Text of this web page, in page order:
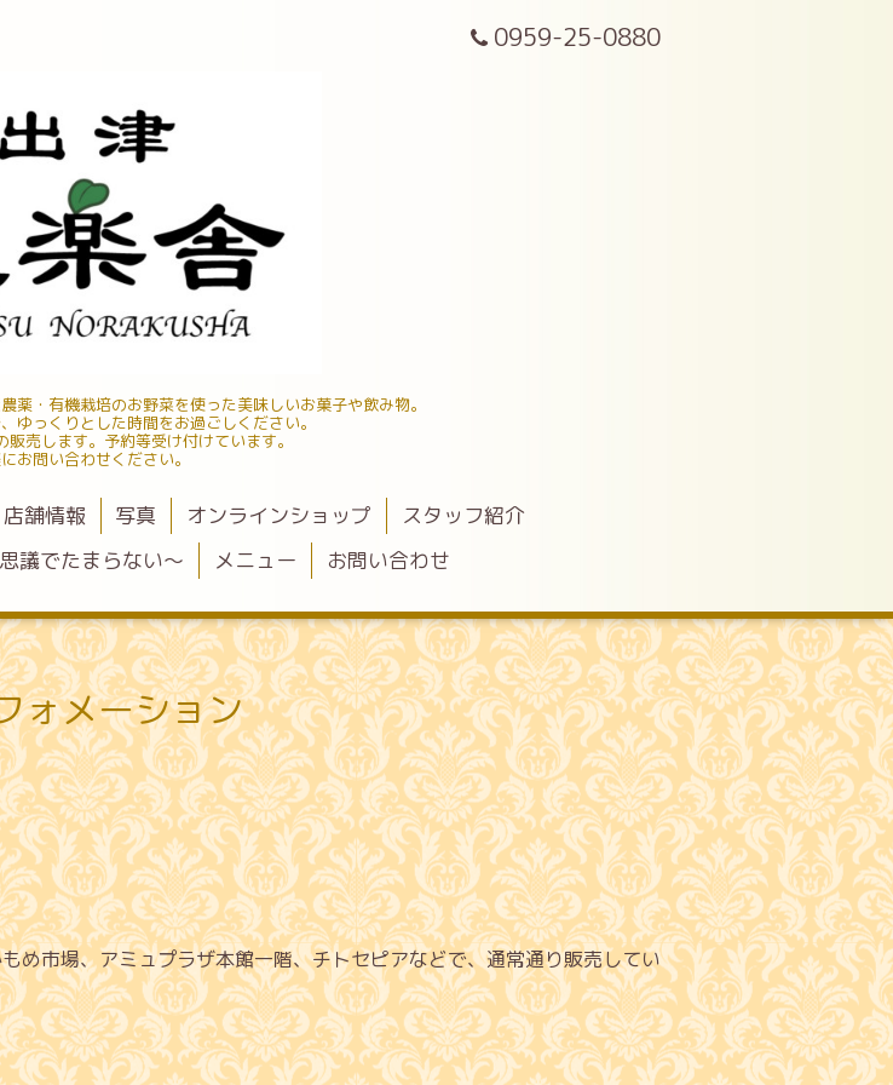
0959-25-0880
薬・有機栽培のお野菜を使った美味しいお菓子や飲み物。
ゆっくりとした時間をお過ごしください。
販売します。予約等受け付けています。
お問い合わせください。
店舗情報 写真 オンラインショップ
スタッフ紹介
議でたまらない〜
メニュー お問い合わせ
ォメーション
め市場、アミュプラザ本館一階、チトセピアなどで、通常通り販売してい